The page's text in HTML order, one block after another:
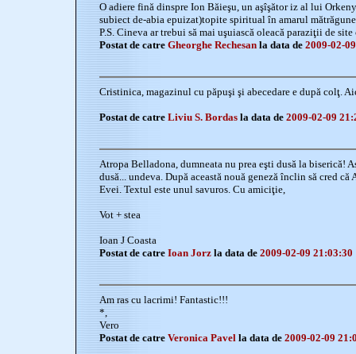
O adiere fină dinspre Ion Băieşu, un aşîşător iz al lui
subiect de-abia epuizat)topite spiritual în amarul
P.S. Cineva ar trebui să mai uşuiască oleacă paraziţii de
Postat de catre Gheorghe Rechesan la data de 2009-02-
Cristinica, magazinul cu păpuşi şi abecedare e după colţ.
Postat de catre Liviu S. Bordas la data de 2009-02-09
Atropa Belladona, dumneata nu prea eşti dusă la biserică!
dusă... undeva. După această nouă geneză înclin să cred că
Evei. Textul este unul savuros. Cu amiciţie,
Vot + stea
Ioan J Coasta
Postat de catre Ioan Jorz la data de 2009-02-09 21:03:30
Am ras cu lacrimi! Fantastic!!!
*,
Vero
Postat de catre Veronica Pavel la data de 2009-02-09